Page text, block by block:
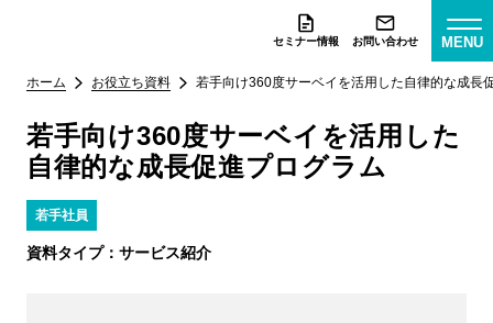
セミナー情報 お問い合わせ MENU
ホーム お役立ち資料 若手向け360度サーベイを活用した自律的な成長
若手向け360度サーベイを活用した
自律的な成長促進プログラム
若手社員
資料タイプ： サービス紹介